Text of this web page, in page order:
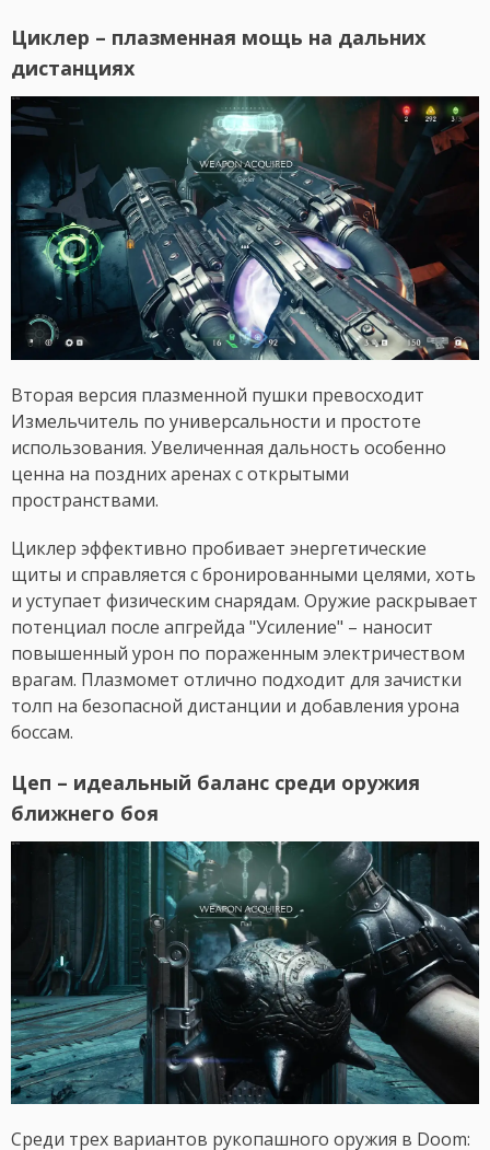
Циклер – плазменная мощь на дальних
дистанциях
Вторая версия плазменной пушки превосходит
Измельчитель по универсальности и простоте
использования. Увеличенная дальность особенно
ценна на поздних аренах с открытыми
пространствами.
Циклер эффективно пробивает энергетические
щиты и справляется с бронированными целями, хоть
и уступает физическим снарядам. Оружие раскрывает
потенциал после апгрейда "Усиление" – наносит
повышенный урон по пораженным электричеством
врагам. Плазмомет отлично подходит для зачистки
толп на безопасной дистанции и добавления урона
боссам.
Цеп – идеальный баланс среди оружия
ближнего боя
Среди трех вариантов рукопашного оружия в Doom: